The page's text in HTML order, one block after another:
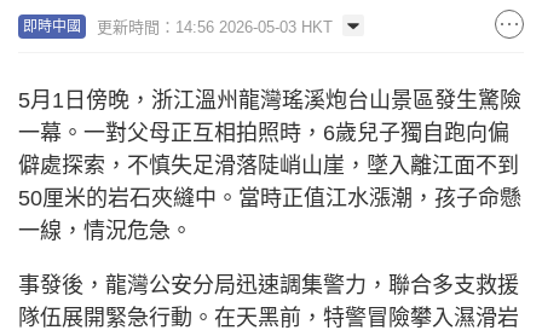
即時中國 更新時間：14:56 2026-05-03 HKT
5月1日傍晚，浙江溫州龍灣瑤溪炮台山景區發生驚險
一幕。一對父母正互相拍照時，6歲兒子獨自跑向偏
僻處探索，不慎失足滑落陡峭山崖，墜入離江面不到
50厘米的岩石夾縫中。當時正值江水漲潮，孩子命懸
一線，情況危急。
事發後，龍灣公安分局迅速調集警力，聯合多支救援
隊伍展開緊急行動。在天黑前，特警冒險攀入濕滑岩